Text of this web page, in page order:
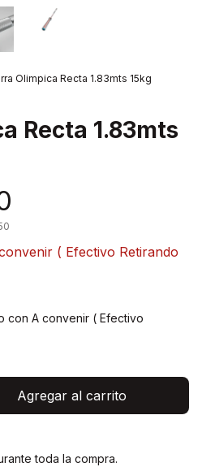
Olimpica Recta 1.83mts 15kg
Recta 1.83mts
( Efectivo Retirando
con A convenir ( Efectivo
toda la compra.